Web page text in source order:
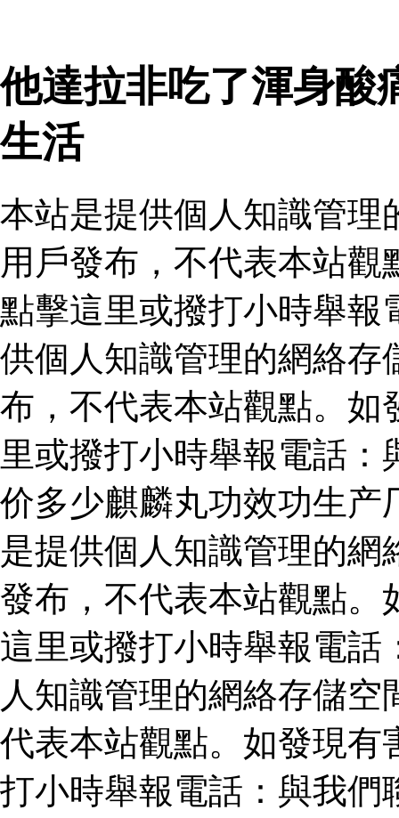
他達拉非吃了渾身酸
生活
本站是提供個人知識管理
用戶發布，不代表本站
點擊這里或撥打小時舉報
供個人知識管理的網絡存
布，不代表本站觀點。如
里或撥打小時舉報電話：
价多少麒麟丸功效功生
是提供個人知識管理的
發布，不代表本站觀點。
這里或撥打小時舉報電話
人知識管理的網絡存儲
代表本站觀點。如發現有
打小時舉報電話：與我們